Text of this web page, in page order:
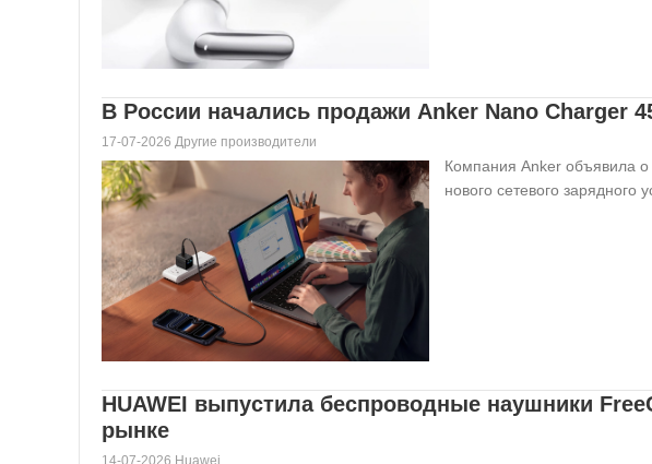
В России начались продажи Anker Nano Charger
17-07-2026 Другие производители
Компания Anker объявила
нового сетевого зарядного
HUAWEI выпустила беспроводные наушники
рынке
14-07-2026 Huawei